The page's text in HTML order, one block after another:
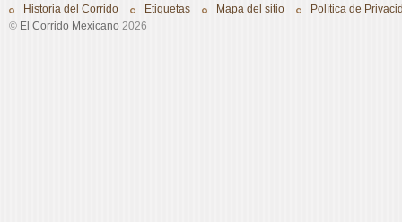
Historia del Corrido Etiquetas Mapa del sitio
Política de
© El Corrido Mexicano 2026